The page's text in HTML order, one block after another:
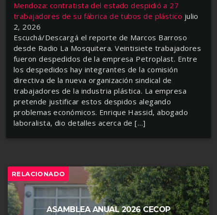
Mendoza: contratista del estado despidió a 27
trabajadores de su fábrica de tubos de plástico julio
2, 2026
Escuchá/Descargá el reporte de Marcos Barroso
desde Radio La Mosquitera. Veintisiete trabajadores
fueron despedidos de la empresa Petroplast. Entre
los despedidos hay integrantes de la comisión
directiva de la nueva organización sindical de
trabajadores de la industria plástica. La empresa
pretende justificar estos despidos alegando
problemas económicos. Enrique Hassid, abogado
laboralista, dio detalles acerca de […]
RELACIONADO
ASAMBLEA ANUAL 2026 CECOP